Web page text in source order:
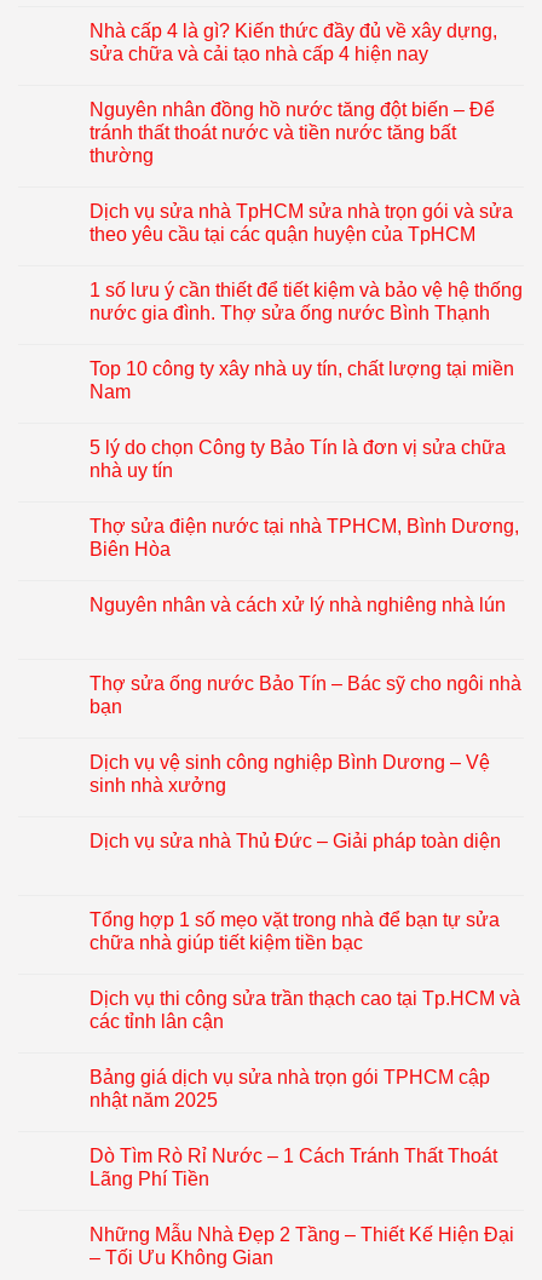
Nhà cấp 4 là gì? Kiến thức đầy đủ về xây dựng,
sửa chữa và cải tạo nhà cấp 4 hiện nay
Nguyên nhân đồng hồ nước tăng đột biến – Để
tránh thất thoát nước và tiền nước tăng bất
thường
Dịch vụ sửa nhà TpHCM sửa nhà trọn gói và sửa
theo yêu cầu tại các quận huyện của TpHCM
1 số lưu ý cần thiết để tiết kiệm và bảo vệ hệ thống
nước gia đình. Thợ sửa ống nước Bình Thạnh
Top 10 công ty xây nhà uy tín, chất lượng tại miền
Nam
5 lý do chọn Công ty Bảo Tín là đơn vị sửa chữa
nhà uy tín
Thợ sửa điện nước tại nhà TPHCM, Bình Dương,
Biên Hòa
Nguyên nhân và cách xử lý nhà nghiêng nhà lún
Thợ sửa ống nước Bảo Tín – Bác sỹ cho ngôi nhà
bạn
Dịch vụ vệ sinh công nghiệp Bình Dương – Vệ
sinh nhà xưởng
Dịch vụ sửa nhà Thủ Đức – Giải pháp toàn diện
Tổng hợp 1 số mẹo vặt trong nhà để bạn tự sửa
chữa nhà giúp tiết kiệm tiền bạc
Dịch vụ thi công sửa trần thạch cao tại Tp.HCM và
các tỉnh lân cận
Bảng giá dịch vụ sửa nhà trọn gói TPHCM cập
nhật năm 2025
Dò Tìm Rò Rỉ Nước – 1 Cách Tránh Thất Thoát
Lãng Phí Tiền
Những Mẫu Nhà Đẹp 2 Tầng – Thiết Kế Hiện Đại
– Tối Ưu Không Gian